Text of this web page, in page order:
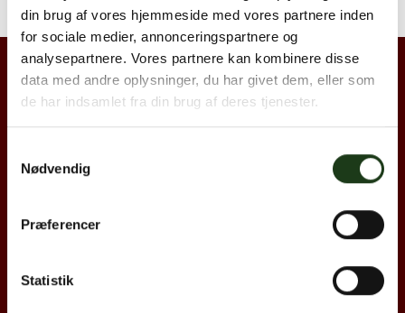
din brug af vores hjemmeside med vores partnere inden
for sociale medier, annonceringspartnere og
analysepartnere. Vores partnere kan kombinere disse
data med andre oplysninger, du har givet dem, eller som
de har indsamlet fra din brug af deres tjenester.
Nødvendig
Præferencer
Statistik
Alle rettigheder er forbeholdt
Privatlivspolitik og cookies